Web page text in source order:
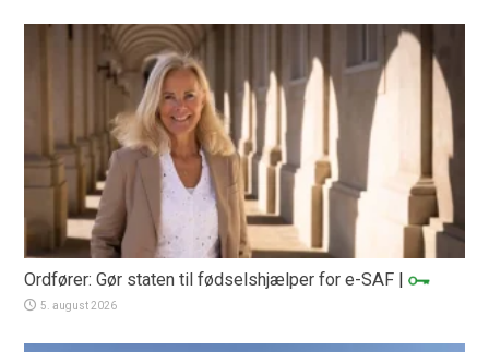
Ordfører: Gør staten til fødselshjælper for e-SAF |
5. august 2026